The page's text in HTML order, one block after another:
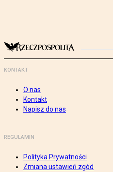
KONTAKT
O nas
Kontakt
Napisz do nas
REGULAMIN
Polityka Prywatności
Zmiana ustawień zgód